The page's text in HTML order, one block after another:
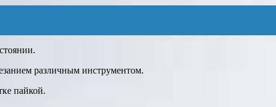
различным инструментом.
пайкой.